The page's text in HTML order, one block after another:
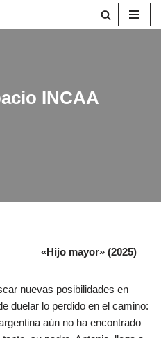
INCAA
«Hijo mayor» (2025)
nuevas posibilidades en
duelar lo perdido en el camino:
aún no ha encontrado